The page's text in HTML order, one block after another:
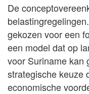
De
gekozen voor een
een model dat op
voor Suriname kan
strategische keuze
economische